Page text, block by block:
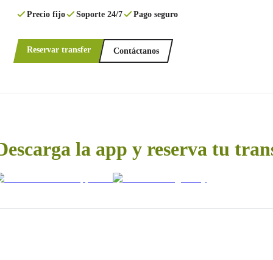
Precio fijo Soporte 24/7 Pago seguro
Reservar transfer Contáctanos
la app y reserva tu